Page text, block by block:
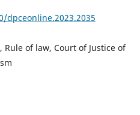
dpceonline.2023.2035
Rule of law, Court of Justice of